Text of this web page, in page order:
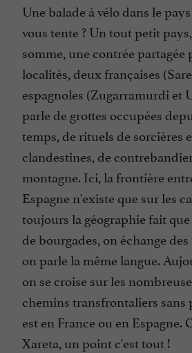
Une balade à vélo dans le
vous tente ? Un tout petit
somme, une contrée partagée
localités, deux françaises
espagnoles (Zugarramurdi et
parle de grottes occupées
temps, de rituels de sorcières
clandestines, de
montagne. Ici, la frontière
Espagne n'existe que sur les
toujours la géographie fait
de bourgades, on échange
on parle la même langue.
on se croise sur les
chemins transfrontaliers sans
est en France ou en Espagne.
Xareta, un point c'est tout !